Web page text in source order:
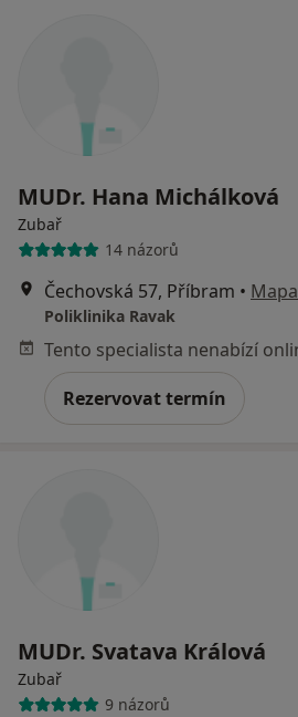
MUDr. Hana Michálková
Zubař
14 názorů
Čechovská 57, Příbram • Mapa
Poliklinika Ravak
Rezervovat termín
MUDr. Svatava Králová
Zubař
9 názorů